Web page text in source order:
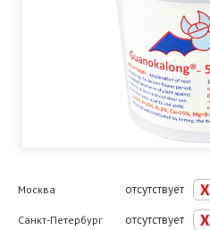
Москва отсутствует
Санкт-Петербург отсутствует